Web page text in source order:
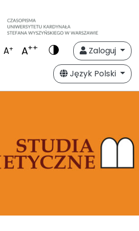
A+ A++
Zaloguj
Język Polski